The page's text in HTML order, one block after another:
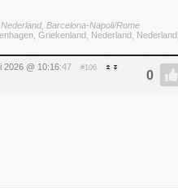
Barcelona-Napoli/Rome
Griekenland, Nederland, Nederland,
2026 @ 10:16:47 #106